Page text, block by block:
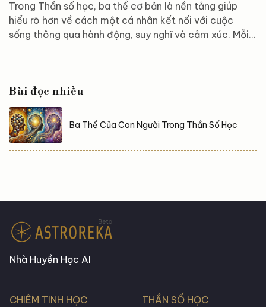
Trong Thần số học, ba thể cơ bản là nền tảng giúp
hiểu rõ hơn về cách một cá nhân kết nối với cuộc
sống thông qua hành động, suy nghĩ và cảm xúc. Mỗi
về bản thân. Bài viết dưới đây, chúng tôi mang đến
cho các bạn khái niệm của ba thể của con người dưới
góc nhìn của Thần số học....
Bài đọc nhiều
Ba Thể Của Con Người Trong Thần Số Học
Nhà Huyền Học AI
CHIÊM TINH HỌC THẦN SỐ HỌC